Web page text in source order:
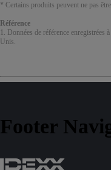
* Certains produits peuvent ne pas
Référence
1. Données de référence
Unis.
Footer